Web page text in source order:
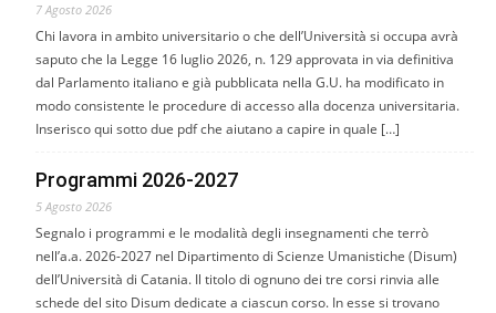
7 Agosto 2026
Chi lavora in ambito universitario o che dell’Università si occupa avrà
saputo che la Legge 16 luglio 2026, n. 129 approvata in via definitiva
dal Parlamento italiano e già pubblicata nella G.U. ha modificato in
modo consistente le procedure di accesso alla docenza universitaria.
Inserisco qui sotto due pdf che aiutano a capire in quale […]
Programmi 2026-2027
5 Agosto 2026
Segnalo i programmi e le modalità degli insegnamenti che terrò
nell’a.a. 2026-2027 nel Dipartimento di Scienze Umanistiche (Disum)
dell’Università di Catania. Il titolo di ognuno dei tre corsi rinvia alle
schede del sito Disum dedicate a ciascun corso. In esse si trovano